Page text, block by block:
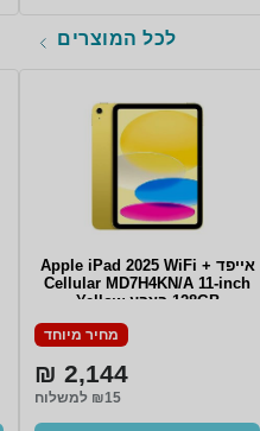
לכל המוצרים
אייפד Apple iPad 2025 WiFi +
Cellular MD7H4KN/A 11-inch
128GB בצבע Yellow
מחיר מיוחד
2,144 ₪
₪15 למשלוח